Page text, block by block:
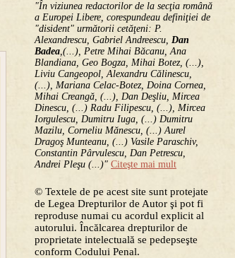
"În viziunea redactorilor de la secţia română
a Europei Libere, corespundeau definiţiei de
"disident" următorii ce­tă­ţeni: P.
Alexandrescu, Gabriel Andreescu, Dan
Badea,(...), Petre Mihai Băcanu, Ana
Blandiana, Geo Bogza, Mihai Botez, (...),
Liviu Cangeopol, Alexandru Călinescu,
(...), Mariana Celac-Botez, Doina Cornea,
Mihai Creangă, (...), Dan Deşliu, Mircea
Dinescu, (...) Radu Filipescu, (...), Mircea
Iorgulescu, Dumitru Iuga, (...) Dumitru
Mazilu, Corneliu Mănescu, (...) Aurel
Dragoş Munteanu, (...) Vasile Paraschiv,
Constantin Pârvulescu, Dan Petrescu,
Andrei Pleşu (...)" Citeşte mai mult
© Textele de pe acest site sunt protejate
de Legea Drepturilor de Autor şi pot fi
reproduse numai cu acordul explicit al
autorului. Încălcarea drepturilor de
proprietate intelectuală se pedepseşte
conform Codului Penal.